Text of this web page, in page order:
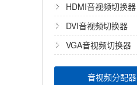
HDMI音视频切换器
DVI音视频切换器
VGA音视频切换器
音视频分配器